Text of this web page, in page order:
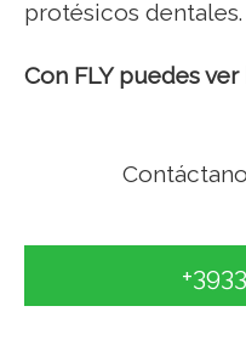
protésicos dentales.
Con FLY puedes